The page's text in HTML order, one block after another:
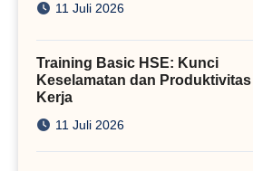
11 Juli 2026
Training Basic HSE: Kunci
Keselamatan dan Produktivitas
Kerja
11 Juli 2026